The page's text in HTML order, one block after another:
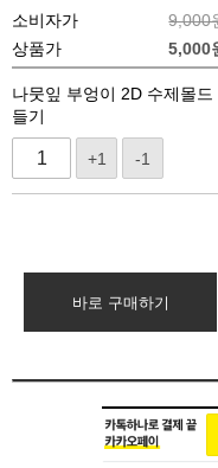
소비자가
9,000
상품가
5,000
나뭇잎 부엉이 2D 수제몰
들기
+1 -1
바로 구매하기